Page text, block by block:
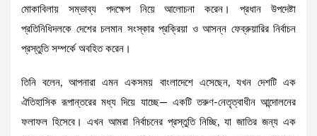
মোকাবিলায় সম্ভাব্য পদক্ষেপ নিয়ে আলোচনা করেন। প্রধান উপদেষ্টা
প্রতিনিধিদলকে দেশের চলমান সংস্কার প্রক্রিয়া ও আসন্ন ফেব্রুয়ারির নির্বাচন
প্রস্তুতি সম্পর্কে অবহিত করেন।
তিনি বলেন, আপনারা এমন একসময় বাংলাদেশে এসেছেন, যখন দেশটি এক
ঐতিহাসিক রূপান্তরের মধ্য দিয়ে যাচ্ছে— একটি তরুণ-নেতৃত্বাধীন আন্দোলনের
ফলাফল হিসেবে। এখন আমরা নির্বাচনের প্রস্তুতি নিচ্ছি, যা জাতির জন্য এক